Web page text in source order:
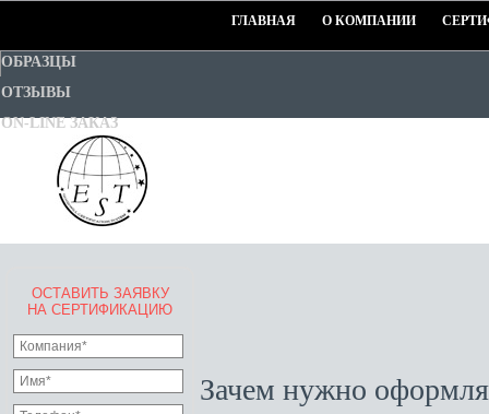
ГЛАВНАЯ О КОМПАНИИ
ОБРАЗЦЫ
ОТЗЫВЫ
ON-LINE ЗАКАЗ
ОСТАВИТЬ ЗАЯВКУ
НА СЕРТИФИКАЦИЮ
Зачем нужно